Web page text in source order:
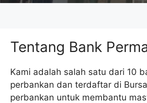
Tentang Bank
Kami adalah salah satu dari 10
perbankan dan terdaftar di
perbankan untuk membantu